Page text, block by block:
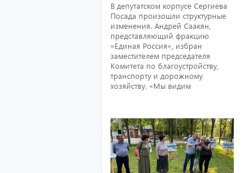
В депутатском корпусе Сергиева
Посада произошли структурные
изменения. Андрей Саакян,
представляющий фракцию
«Единая Россия», избран
заместителем председателя
Комитета по благоустройству,
транспорту и дорожному
хозяйству. «Мы видим